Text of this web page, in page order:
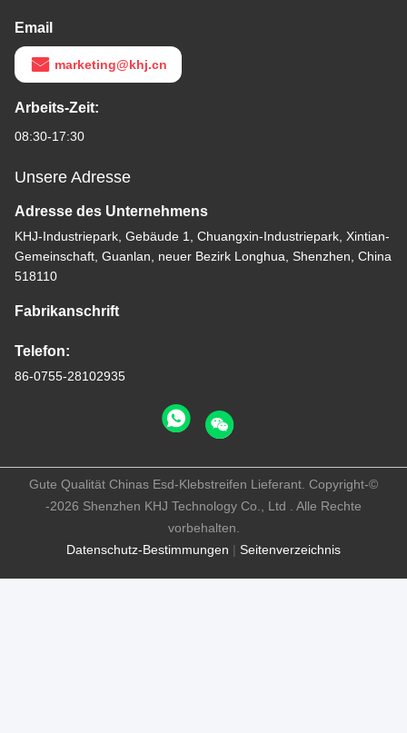
Email
marketing@khj.cn
Arbeits-Zeit:
08:30-17:30
Unsere Adresse
Adresse des Unternehmens
KHJ-Industriepark, Gebäude 1, Chuangxin-Industriepark, Xintian-
Gemeinschaft, Guanlan, neuer Bezirk Longhua, Shenzhen, China
518110
Fabrikanschrift
Telefon:
86-0755-28102935
Datenschutz-Bestimmungen | Seitenverzeichnis
Gute Qualität Chinas Esd-Klebstreifen Lieferant. Copyright-©
-2026 Shenzhen KHJ Technology Co., Ltd . Alle Rechte
vorbehalten.